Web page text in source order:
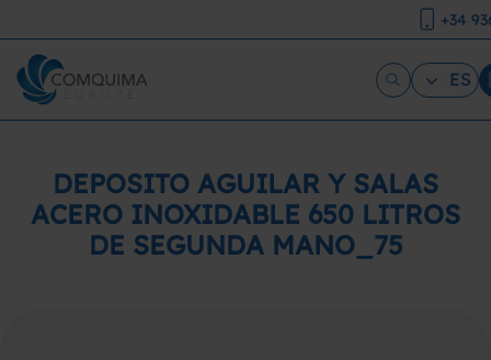
+34
ES
DEPOSITO AGUILAR Y SALAS
ACERO INOXIDABLE 650 LITROS
DE SEGUNDA MANO_75